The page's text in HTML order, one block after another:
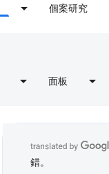
個案研究
面板
錯。